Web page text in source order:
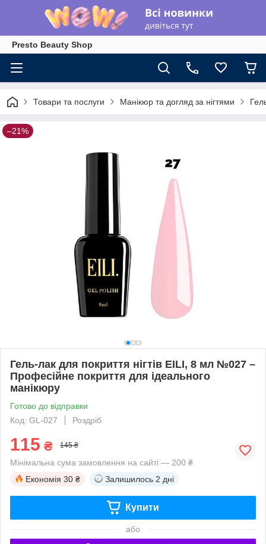
Presto Beauty Shop
Товари та послуги Манікюр та догляд за нігтями
–21%
Гель-лак для покриття нігтів EILI, 8 мл №027 –
Професійне покриття для ідеального
манікюру
Готово до відправки
Код: GL-027
Роздріб
115 ₴ 145 ₴
Мінімальна сума замовлення на сайті — 200 ₴
Економія 30 ₴ Залишилось 2 дні
Купити
або